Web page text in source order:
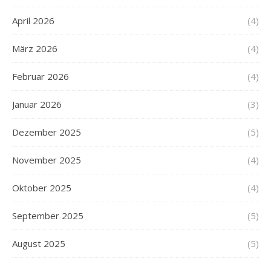
April 2026 (4)
März 2026 (4)
Februar 2026 (4)
Januar 2026 (3)
Dezember 2025 (5)
November 2025 (4)
Oktober 2025 (4)
September 2025 (5)
August 2025 (5)